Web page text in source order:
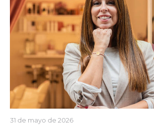
31 de mayo de 2026